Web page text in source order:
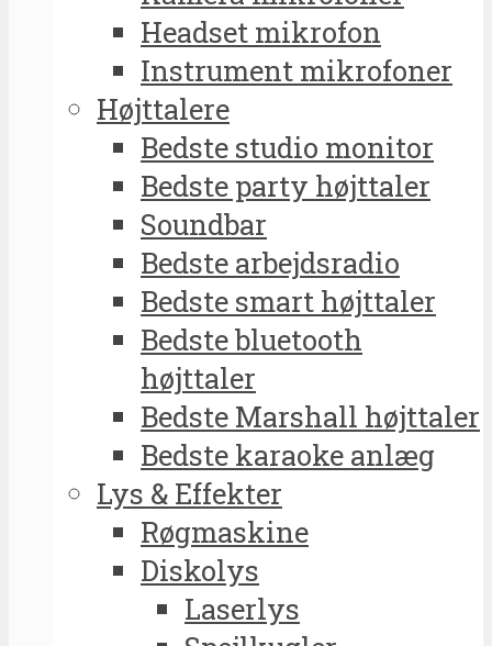
Headset mikrofon
Instrument mikrofoner
Højttalere
Bedste studio monitor
Bedste party højttaler
Soundbar
Bedste arbejdsradio
Bedste smart højttaler
Bedste bluetooth
højttaler
Bedste Marshall højttaler
Bedste karaoke anlæg
Lys & Effekter
Røgmaskine
Diskolys
Laserlys